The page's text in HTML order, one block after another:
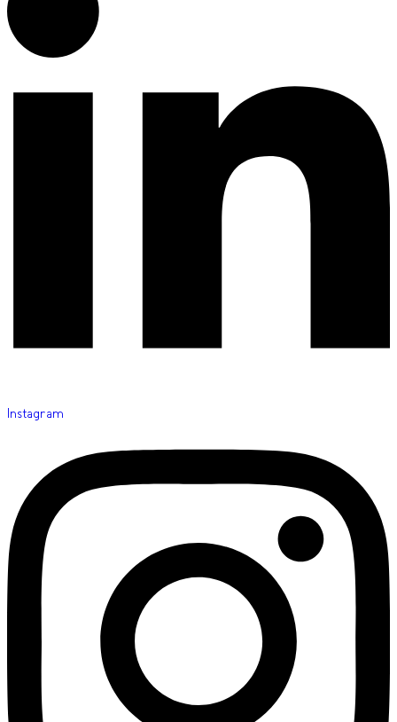
Instagram